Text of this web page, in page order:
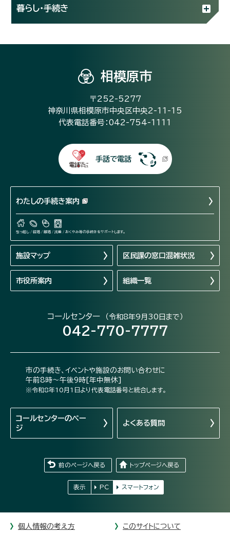
暮らし・手続き
相模原市
〒252-5277
神奈川県相模原市中央区中央2-11-15
代表電話番号：042-754-1111
手話で電話
わたしの手続き案内
引っ越し / 結婚 / 離婚 / 出産 / おくやみ等の手続きをサポートします。
施設マップ 区民課の窓口混雑状況
市役所案内 組織一覧
コールセンター （令和8年9月30日まで）
042-770-7777
市の手続き、イベントや施設のお問い合わせに
午前8時～午後9時[年中無休]
※令和8年10月1日より代表電話番号と統合します。
コールセンターのペー
ジ
よくある質問
前のページへ戻る トップページへ戻る
表示 PC スマートフォン
個人情報の考え方 このサイトについて